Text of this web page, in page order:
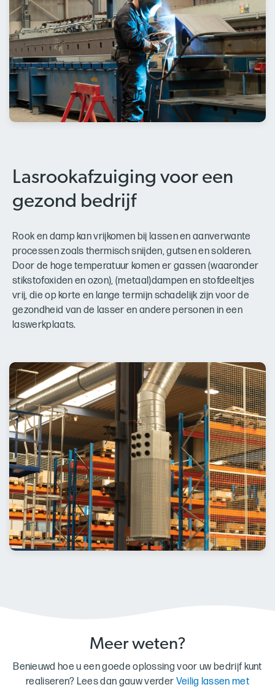
Lasrookafzuiging voor een
gezond bedrijf
Rook en damp kan vrijkomen bij lassen en aanverwante
processen zoals thermisch snijden, gutsen en solderen.
Door de hoge temperatuur komen er gassen (waaronder
stikstofoxiden en ozon), (metaal)dampen en stofdeeltjes
vrij, die op korte en lange termijn schadelijk zijn voor de
gezondheid van de lasser en andere personen in een
laswerkplaats.
Meer weten?
Benieuwd hoe u een goede oplossing voor uw bedrijf kunt
realiseren? Lees dan gauw verder Veilig lassen met